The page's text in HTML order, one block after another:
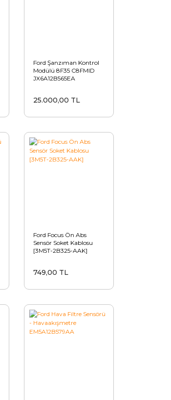
Ford Şanzıman Kontrol
Modülü 8F35 C8FMID
JX6A12B565EA
25.000,00 TL
Ford Focus Ön Abs
Sensör Soket Kablosu
[3M5T-2B325-AAK]
749,00 TL